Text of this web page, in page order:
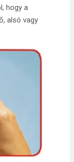
hogy a
alsó vagy